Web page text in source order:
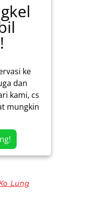
ke
dan
kami, cs
mungkin
Lung